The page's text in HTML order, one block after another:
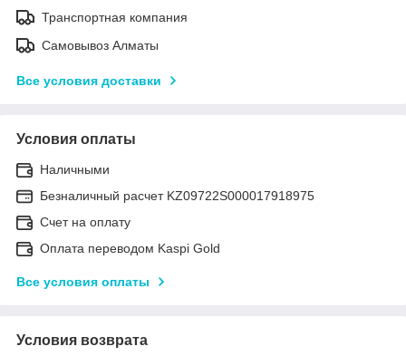
Транспортная компания
Самовывоз Алматы
Все условия доставки
Условия оплаты
Наличными
Безналичный расчет KZ09722S000017918975
Счет на оплату
Оплата переводом Kaspi Gold
Все условия оплаты
Условия возврата